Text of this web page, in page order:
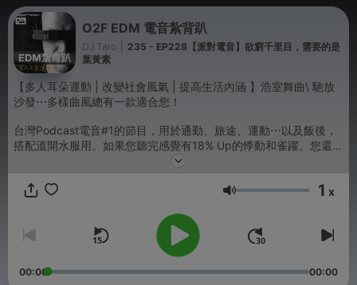
O2F EDM 電音紮背趴
DJ Taro
235 - EP228【派對電音】欲窮千里目，需要的是
葉黃素
【多人耳朵運動 | 改變社會風氣 | 提高生活內涵 】浩室舞曲\ 馳放
沙發⋯多樣曲風總有一款適合您！
台灣Podcast電音#1的節目，用於通勤、旅途、運動⋯以及飯後，
搭配溫開水服用。如果您聽完感覺有18% Up的悸動和雀躍。您還有
訂閱、和推薦分享給一個最合拍的朋友。或者到我的粉絲頁 🔻FB :
Powered by Firstory Hosting
音量 1 x
00:00 00:00